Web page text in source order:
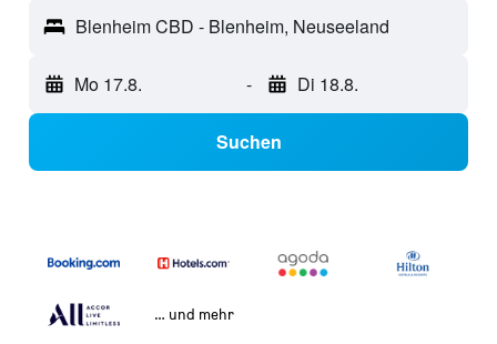
Blenheim CBD - Blenheim, Neuseeland
Mo 17.8. - Di 18.8.
Suchen
… und mehr